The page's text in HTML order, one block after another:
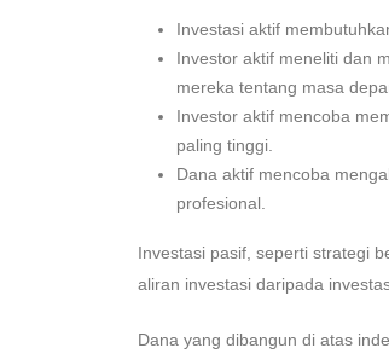
Investasi aktif
Investor aktif meneliti dan
mereka tentang masa
Investor aktif mencoba
paling tinggi.
Dana aktif mencoba
profesional.
Investasi pasif, seperti strategi
aliran investasi daripada
Dana yang dibangun di atas